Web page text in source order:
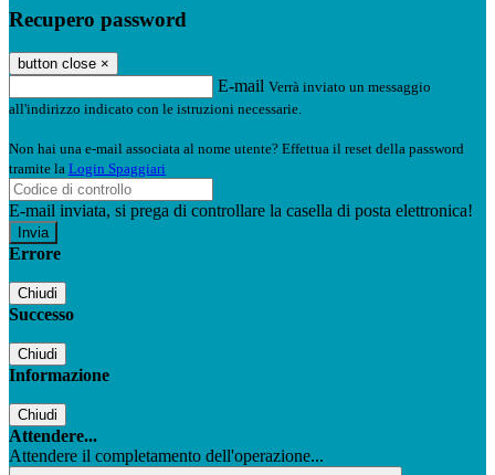
Recupero password
button close ×
E-mail Verrà inviato un messaggio
all'indirizzo indicato con le istruzioni necessarie.
Non hai una e-mail associata al nome utente? Effettua il reset della password
tramite la Login Spaggiari
E-mail inviata, si prega di controllare la casella di posta elettronica!
Errore
Chiudi
Successo
Chiudi
Informazione
Chiudi
Attendere...
Attendere il completamento dell'operazione...